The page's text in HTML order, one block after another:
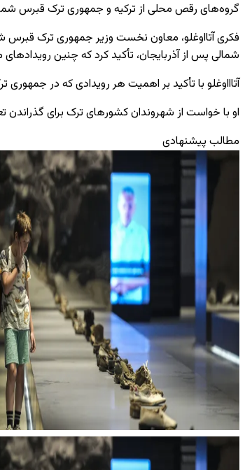
گروه‌های رقص محلی از ترکیه و جمهوری ترک قبرس
فکری آتااوغلو، معاون نخست وزیر جمهوری ترک قبرس
شمالی پس از آذربایجان، تأکید کرد که چنین
آتاااوغلو با تأکید بر اهمیت هر رویدادی که در
او با خواست از شهروندان کشورهای ترک برای گذراندن
مطالب پیشنهادی